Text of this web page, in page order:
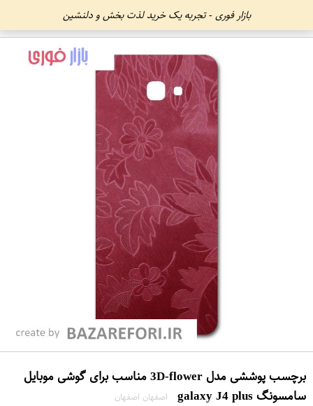
بازار فوری - تجربه یک خرید لذت بخش و دلنشین
برچسب پوششی مدل 3D-flower مناسب برای گوشی موبایل
سامسونگ galaxy J4 plus
اصفهان اصفهان